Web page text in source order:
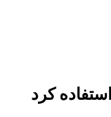
استفاده کرد